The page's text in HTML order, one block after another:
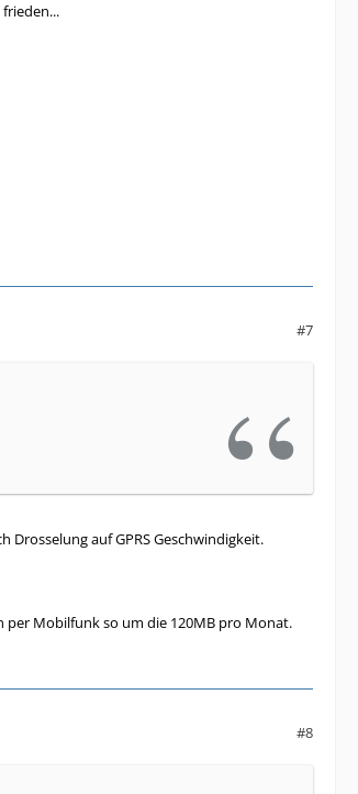
#7
auf GPRS Geschwindigkeit.
per Mobilfunk so um die 120MB pro Monat.
#8